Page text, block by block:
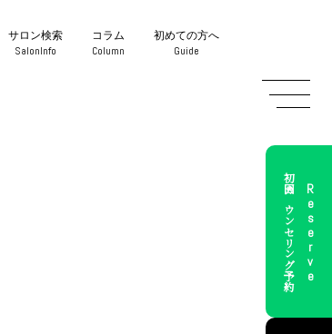
サロン検索
SalonInfo
コラム
Column
初めての方へ
Guide
Reserve
初回カウンセリング予約